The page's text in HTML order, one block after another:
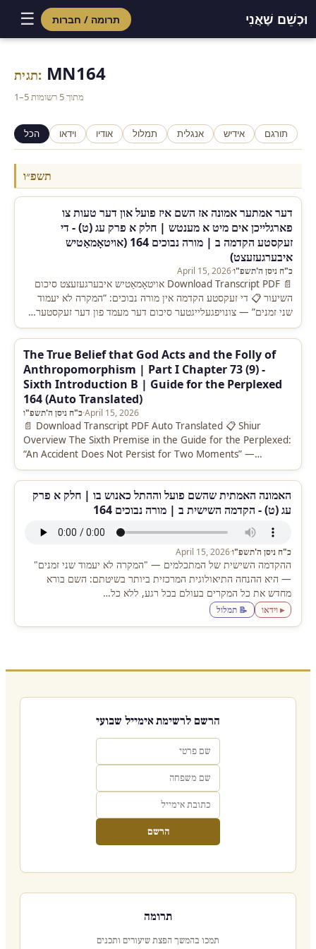
וּכְשֵׁם שֶׁאֲנִי תרומה / חברות ☰
contentתגית: MN164
1–5 מתוך 5 רשומות
הכל וידאו אודיו תמלול אנגלית אידיש תורגם
תשפ״ו
דער אמתער אמונה אז השם איז פועל און דער טעות צו
פארגלייכן אים מיט א מענטש | חלק א פרק עג (ט) - די
זעקסטע הקדמה ב | מורה נבוכים 164 (אויטאָמאַטיש
איבערגעזעצט)
כ"ח ניסן ה'תשפ"ו·
April 15, 2026
📄 Download Transcript PDF אויטאָמאַטיש איבערגעזעצט סיכום
השיעור 📋 די זעקסטע הקדמה אין מורה נבוכים: “המקרה לא יעמוד
שני זמנים” — צונויפגעלייגטער סיכום דער מעמד פון דער זעקסטער…
The True Belief that God Acts and the Folly of
Anthropomorphism | Part I Chapter 73 (9) -
Sixth Introduction B | Guide for the Perplexed
164 (Auto Translated)
כ"ח ניסן ה'תשפ"ו·April 15, 2026
📄 Download Transcript PDF Auto Translated 📋 Shiur
Overview The Sixth Premise in the Guide for the Perplexed:
“An Accident Does Not Persist for Two Moments” —
Integrated…
האמונה האמתית שהשם פועל וההתל כאנוש בו | חלק א פרק
עג (ט) - הקדמה השישית ב | מורה נבוכים 164
כ"ח ניסן ה'תשפ"ו·
April 15, 2026
ההקדמה השישית של המתכלמים — "המקרה לא יעמוד שני זמנים"
— היא ההנחה התיאולוגית המרכזית ביותר בשיטתם: השם בורא
מחדש את כל המקרים בעולם בכל רגע, ללא כל…
▸ וידאו 📝 תמלול
הרשם לרשימת אימייל שבועי
הרשם
תרומה
תמכו בהמשך הפצת שיעורים ותכנים